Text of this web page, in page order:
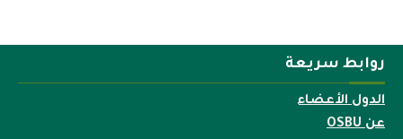
روابط سريعة
الدول الأعضاء
عن OSBU